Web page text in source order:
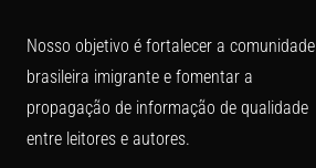
Nosso objetivo é fortalecer a comunidade
brasileira imigrante e fomentar a
propagação de informação de qualidade
entre leitores e autores.